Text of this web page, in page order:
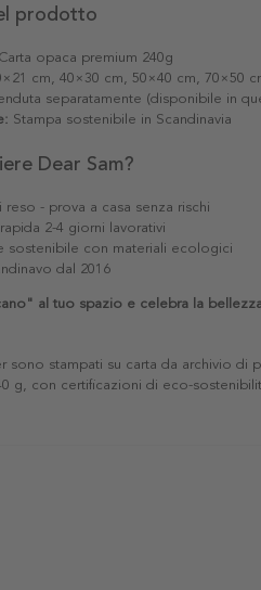
prodotto
Carta opaca premium 240g
cm, 40×30 cm, 50×40 cm, 70×50
separatamente (disponibile in
Stampa sostenibile in Scandinavia
Dear Sam?
reso - prova a casa senza rischi
2-4 giorni lavorativi
sostenibile con materiali ecologici
dal 2016
al tuo spazio e celebra la
sono stampati su carta da archivio di
g, con certificazioni di eco-